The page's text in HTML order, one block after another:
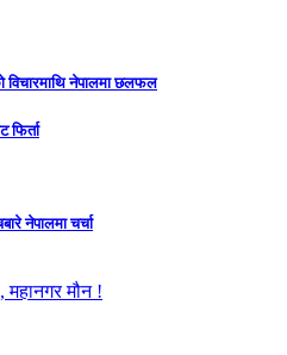
विचारमाथि नेपालमा छलफल
फिर्ता
नेपालमा चर्चा